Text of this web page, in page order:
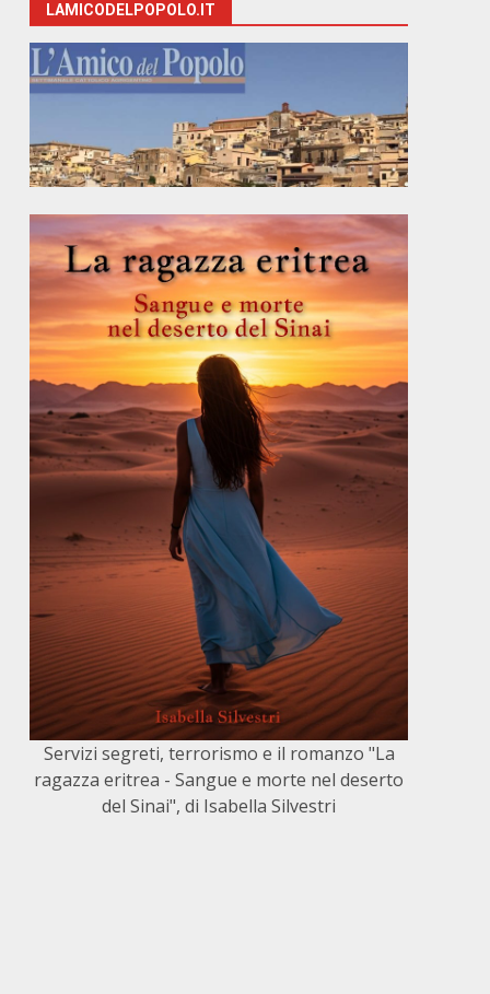
LAMICODELPOPOLO.IT
Servizi segreti, terrorismo e il romanzo "La
ragazza eritrea - Sangue e morte nel deserto
del Sinai", di Isabella Silvestri